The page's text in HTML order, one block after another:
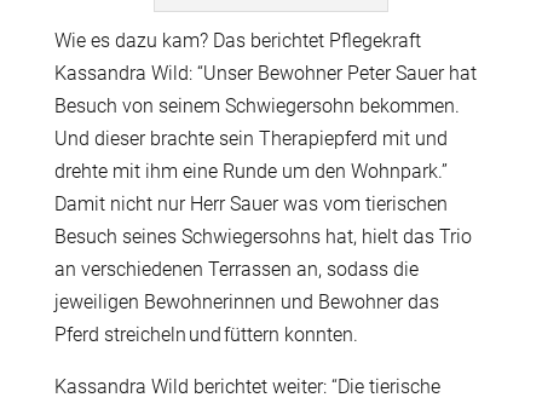
Wie es dazu kam? Das berichtet Pflegekraft
Kassandra Wild: “Unser Bewohner Peter Sauer hat
Besuch von seinem Schwiegersohn bekommen.
Und dieser brachte sein Therapiepferd mit und
drehte mit ihm eine Runde um den Wohnpark.”
Damit nicht nur Herr Sauer was vom tierischen
Besuch seines Schwiegersohns hat, hielt das Trio
an verschiedenen Terrassen an, sodass die
jeweiligen Bewohnerinnen und Bewohner das
Pferd streicheln und füttern konnten.
Kassandra Wild berichtet weiter: “Die tierische